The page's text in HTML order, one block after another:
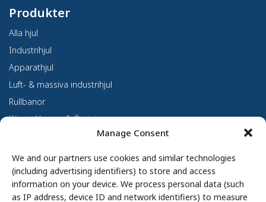
Manage Consent
We and our partners use cookies and similar technologies
(including advertising identifiers) to store and access
information on your device. We process personal data (such
as IP address, device ID and network identifiers) to measure
Produkter
Alla hjul
Industrihjul
Apparathjul
Luft- & massiva industrihjul
Rullbanor
Kärror, Vagnar & Övrigt
Om oss
Om Haco Tellus
Vår verksamhet